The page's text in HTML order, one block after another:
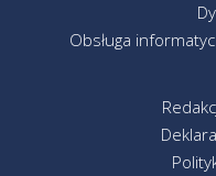
Obsługa